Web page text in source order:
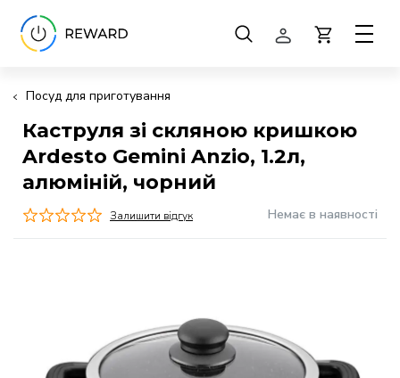
Посуд для приготування
Каструля зі скляною кришкою
Ardesto Gemini Anzio, 1.2л,
алюміній, чорний
Залишити відгук Немає в наявності